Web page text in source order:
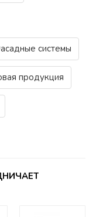
системы
продукция